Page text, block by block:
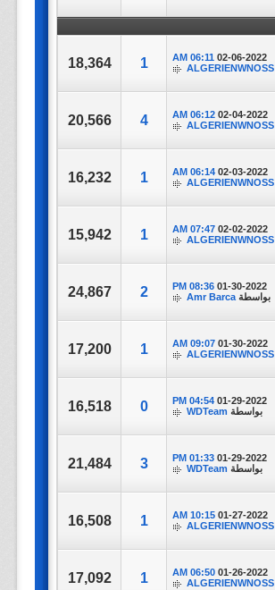
02-06-2022
06:11 AM
ALGERIENWNOSS
1
18,364
02-04-2022
06:12 AM
ALGERIENWNOSS
4
20,566
02-03-2022
06:14 AM
ALGERIENWNOSS
1
16,232
02-02-2022
07:47 AM
ALGERIENWNOSS
1
15,942
01-30-2022
08:36 PM
بواسطة Amr Barca
2
24,867
01-30-2022
09:07 AM
ALGERIENWNOSS
1
17,200
01-29-2022
04:54 PM
بواسطة WDTeam
0
16,518
01-29-2022
01:33 PM
بواسطة WDTeam
3
21,484
01-27-2022
10:15 AM
ALGERIENWNOSS
1
16,508
01-26-2022
06:50 AM
ALGERIENWNOSS
1
17,092